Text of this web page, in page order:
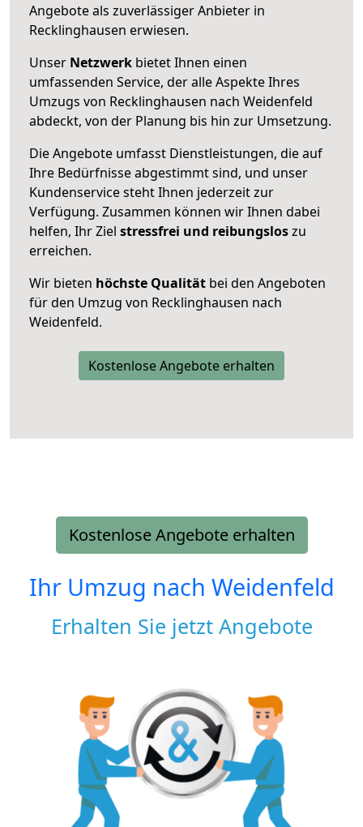
Angebote als zuverlässiger Anbieter in
Recklinghausen erwiesen.
Unser Netzwerk bietet Ihnen einen
umfassenden Service, der alle Aspekte Ihres
Umzugs von Recklinghausen nach Weidenfeld
abdeckt, von der Planung bis hin zur Umsetzung.
Die Angebote umfasst Dienstleistungen, die auf
Ihre Bedürfnisse abgestimmt sind, und unser
Kundenservice steht Ihnen jederzeit zur
Verfügung. Zusammen können wir Ihnen dabei
helfen, Ihr Ziel stressfrei und reibungsloszu
erreichen.
Wir bieten höchste Qualität bei den Angeboten
für den Umzug von Recklinghausen nach
Weidenfeld.
Kostenlose Angebote erhalten
Kostenlose Angebote erhalten
Ihr Umzug nach Weidenfeld
Erhalten Sie jetzt Angebote